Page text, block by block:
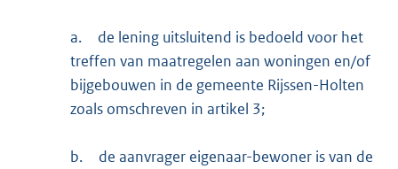
a.
de lening uitsluitend is bedoeld voor het
treffen van maatregelen aan woningen en/of
bijgebouwen in de gemeente Rijssen-Holten
zoals omschreven in artikel 3;
b.
de aanvrager eigenaar-bewoner is van de